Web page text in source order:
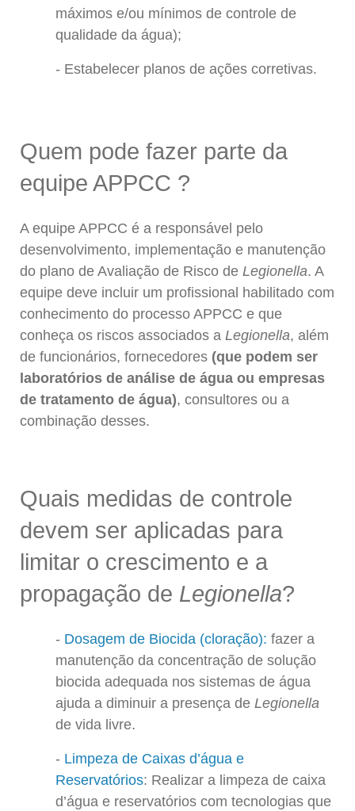
máximos e/ou mínimos de controle de
qualidade da água);
Estabelecer planos de ações corretivas.
Quem pode fazer parte da
equipe APPCC ?
A equipe APPCC é a responsável pelo
desenvolvimento, implementação e manutenção
do plano de Avaliação de Risco de Legionella. A
equipe deve incluir um profissional habilitado com
conhecimento do processo APPCC e que
conheça os riscos associados a Legionella, além
de funcionários, fornecedores (que podem ser
laboratórios de análise de água ou empresas
de tratamento de água), consultores ou a
combinação desses.
Quais medidas de controle
devem ser aplicadas para
limitar o crescimento e a
propagação de Legionella?
Dosagem de Biocida (cloração): fazer a
manutenção da concentração de solução
biocida adequada nos sistemas de água
ajuda a diminuir a presença de Legionella
de vida livre.
Limpeza de Caixas d’água e
Reservatórios: Realizar a limpeza de caixa
d’água e reservatórios com tecnologias que